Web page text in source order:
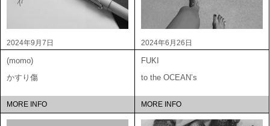
2024年9月7日
(momo)
かすり傷
MORE INFO
2024年6月26日
FUKI
to the OCEAN’s
MORE INFO